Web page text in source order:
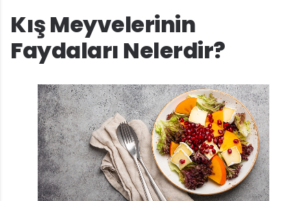
Kış Meyvelerinin
Faydaları Nelerdir?